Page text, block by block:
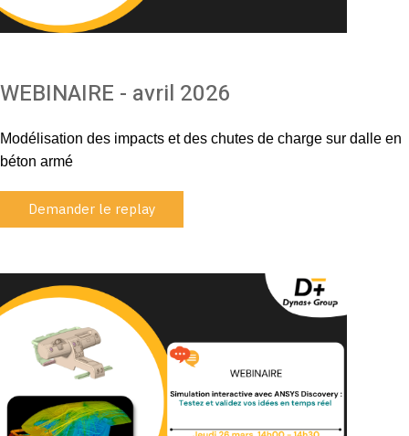
WEBINAIRE - avril 2026
Modélisation des impacts et des chutes de charge sur dalle en
béton armé
Demander le replay